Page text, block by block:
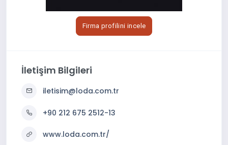
Firma profilini incele
İletişim Bilgileri
iletisim@loda.com.tr
+90 212 675 2512-13
www.loda.com.tr/